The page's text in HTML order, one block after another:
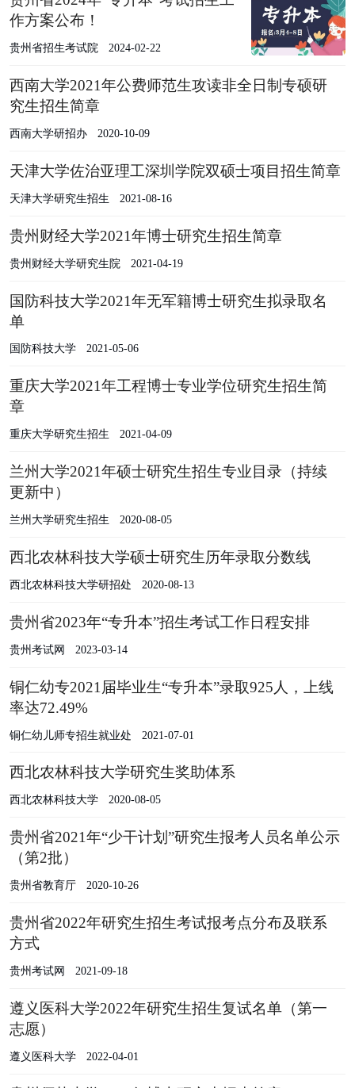
作方案公布！
贵州省招生考试院 2024-02-22
西南大学2021年公费师范生攻读非全日制专硕研
究生招生简章
西南大学研招办 2020-10-09
天津大学佐治亚理工深圳学院双硕士项目招生简章
天津大学研究生招生 2021-08-16
贵州财经大学2021年博士研究生招生简章
贵州财经大学研究生院 2021-04-19
国防科技大学2021年无军籍博士研究生拟录取名
单
国防科技大学 2021-05-06
重庆大学2021年工程博士专业学位研究生招生简
章
重庆大学研究生招生 2021-04-09
兰州大学2021年硕士研究生招生专业目录（持续
更新中）
兰州大学研究生招生 2020-08-05
西北农林科技大学硕士研究生历年录取分数线
西北农林科技大学研招处 2020-08-13
贵州省2023年“专升本”招生考试工作日程安排
贵州考试网 2023-03-14
铜仁幼专2021届毕业生“专升本”录取925人，上线
率达72.49%
铜仁幼儿师专招生就业处 2021-07-01
西北农林科技大学研究生奖助体系
西北农林科技大学 2020-08-05
贵州省2021年“少干计划”研究生报考人员名单公示
（第2批）
贵州省教育厅 2020-10-26
贵州省2022年研究生招生考试报考点分布及联系
方式
贵州考试网 2021-09-18
遵义医科大学2022年研究生招生复试名单（第一
志愿）
遵义医科大学 2022-04-01